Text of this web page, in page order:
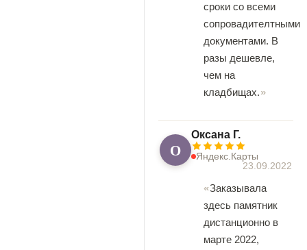
сроки со всеми
сопровадителтными
документами. В
разы дешевле,
чем на
кладбищах.
О
Оксана Г.
Яндекс.Карты
23.09.2022
Заказывала
здесь памятник
дистанционно в
марте 2022,